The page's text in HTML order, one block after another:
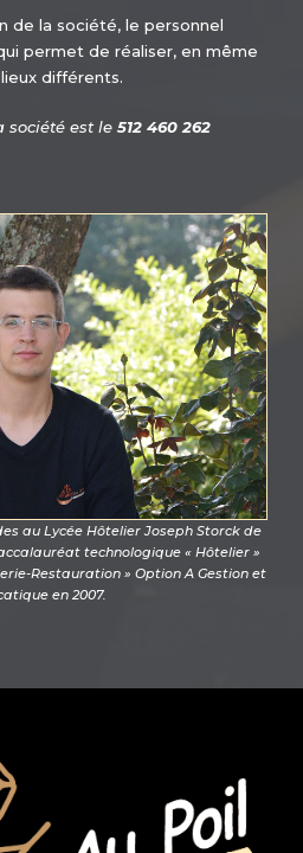
de la société, le personnel
permet de réaliser, en même
différents.
société est le 512 460 262
au Lycée Hôtelier Joseph Storck de
technologique « Hôtelier »
Restauration » Option A Gestion et
en 2007.